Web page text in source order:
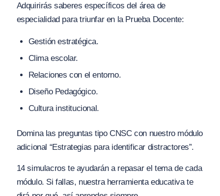
Adquirirás saberes específicos del área de
especialidad para triunfar en la Prueba Docente:
Gestión estratégica.
Clima escolar.
Relaciones con el entorno.
Diseño Pedagógico.
Cultura institucional.
Domina las preguntas tipo CNSC con nuestro módulo
adicional “Estrategias para identificar distractores”.
14 simulacros te ayudarán a repasar el tema de cada
módulo. Si fallas, nuestra herramienta educativa te